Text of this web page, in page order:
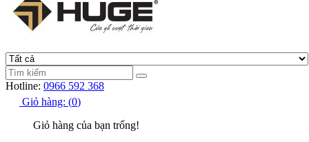
Hotline: 0966 592 368
Giỏ hàng: (0)
Giỏ hàng của bạn trống!